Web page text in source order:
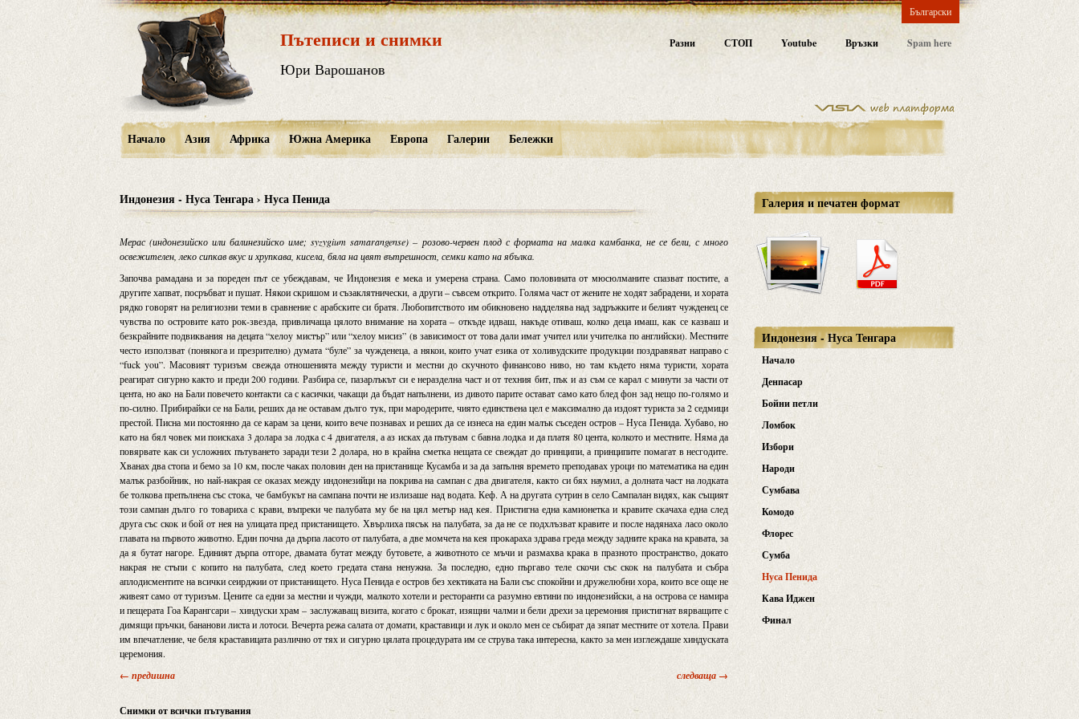
Български
Пътеписи и снимки
Юри Варошанов
Разни СТОП Youtube Връзки Spam here
Начало Азия Африка Южна Америка Европа Галерии Бележки
Галерия и печатен формат
Индонезия - Нуса Тенгара
Начало
Денпасар
Бойни петли
Ломбок
Избори
Народи
Сумбава
Комодо
Флорес
Сумба
Нуса Пенида
Кава Иджен
Финал
Индонезия - Нуса Тенгара › Нуса Пенида
Мерас (индонезийско или балинезийско име; syzygium samarangense) – розово-червен плод с формата на малка камбанка, не се бели, с много
освежителен, леко сипкав вкус и хрупкава, кисела, бяла на цвят вътрешност, семки като на ябълка.
Започва рамадана и за пореден път се убеждавам, че Индонезия е мека и умерена страна. Само половината от мюсюлманите спазват постите, а
другите хапват, посръбват и пушат. Някои скришом и съзаклятнически, а други – съвсем открито. Голяма част от жените не ходят забрадени, и хората
рядко говорят на религиозни теми в сравнение с арабските си братя. Любопитството им обикновено надделява над задръжките и белият чужденец се
чувства по островите като рок-звезда, привличаща цялото внимание на хората – откъде идваш, накъде отиваш, колко деца имаш, как се казваш и
безкрайните подвиквания на децата “хелоу мистър” или “хелоу мисиз” (в зависимост от това дали имат учител или учителка по английски). Местните
често използват (понякога и презрително) думата “буле” за чужденеца, а някои, които учат езика от холивудските продукции поздравяват направо с
“fuck you”. Масовият туризъм свежда отношенията между туристи и местни до скучното финансово ниво, но там където няма туристи, хората
реагират сигурно както и преди 200 години. Разбира се, пазарлъкът си е неразделна част и от техния бит, пък и аз съм се карал с минути за части от
цента, но ако на Бали повечето контакти са с касички, чакащи да бъдат напълнени, из дивото парите остават само като блед фон зад нещо по-голямо и
по-силно. Прибирайки се на Бали, реших да не оставам дълго тук, при мародерите, чиято единствена цел е максимално да издоят туриста за 2 седмици
престой. Писна ми постоянно да се карам за цени, които вече познавах и реших да се изнеса на един малък съседен остров – Нуса Пенида. Хубаво, но
като на бял човек ми поискаха 3 долара за лодка с 4 двигателя, а аз исках да пътувам с бавна лодка и да платя 80 цента, колкото и местните. Няма да
повярвате как си усложних пътуването заради тези 2 долара, но в крайна сметка нещата се свеждат до принципи, а принципите помагат в несгодите.
Хванах два стопа и бемо за 10 км, после чаках половин ден на пристанище Кусамба и за да запълня времето преподавах уроци по математика на един
малък разбойник, но най-накрая се оказах между индонезийци на покрива на сампан с два двигателя, както си бях наумил, а долната част на лодката
бе толкова препълнена със стока, че бамбукът на сампана почти не излизаше над водата. Кеф. А на другата сутрин в село Сампалан видях, как същият
този сампан дълго го товариха с крави, въпреки че палубата му бе на цял метър над кея. Пристигна една камионетка и кравите скачаха една след
друга със скок и бой от нея на улицата пред пристанището. Хвърлиха пясък на палубата, за да не се подхлъзват кравите и после надянаха ласо около
главата на първото животно. Един почна да дърпа ласото от палубата, а две момчета на кея прокараха здрава греда между задните крака на кравата, за
да я бутат нагоре. Единият дърпа отгоре, двамата бутат между бутовете, а животното се мъчи и размахва крака в празното пространство, докато
накрая не стъпи с копито на палубата, след което гредата стана ненужна. За последно, едно пъргаво теле скочи със скок на палубата и събра
аплодисментите на всички сеирджии от пристанището. Нуса Пенида е остров без хектиката на Бали със спокойни и дружелюбни хора, които все още не
живеят само от туризъм. Цените са едни за местни и чужди, малкото хотели и ресторанти са разумно евтини по индонезийски, а на острова се намира
и пещерата Гоа Карангсари – хиндуски храм – заслужаващ визита, когато с брокат, изящни чалми и бели дрехи за церемония пристигнат вярващите с
димящи пръчки, бананови листа и лотоси. Вечерта режа салата от домати, краставици и лук и около мен се събират да зяпат местните от хотела. Прави
им впечатление, че беля краставицата различно от тях и сигурно цялата процедурата им се струва така интересна, както за мен изглеждаше хиндуската
церемония.
← предишна следваща →
Снимки от всички пътувания